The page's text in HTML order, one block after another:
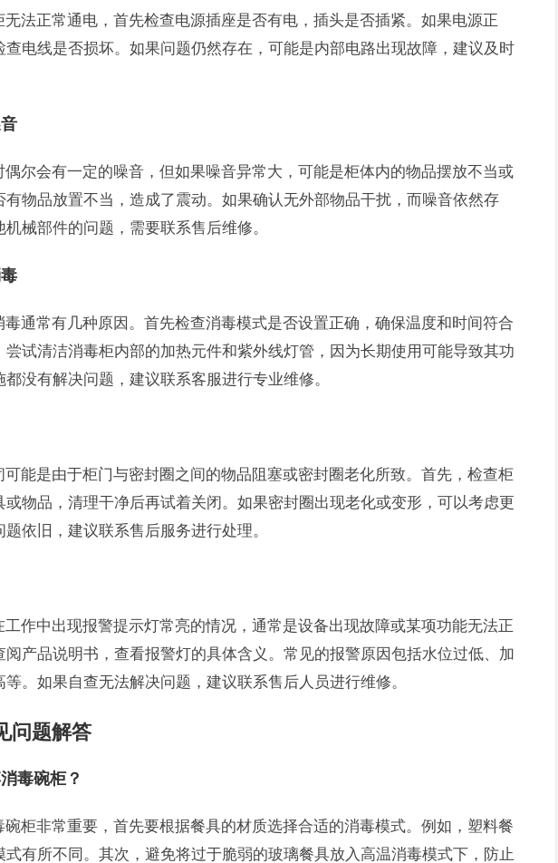
法正常通电，首先检查电源插座是否有电，插头是否插紧。如果电源正
查电线是否损坏。如果问题仍然存在，可能是内部电路出现故障，建议及时
偶尔会有一定的噪音，但如果噪音异常大，可能是柜体内的物品摆放不当或
有物品放置不当，造成了震动。如果确认无外部物品干扰，而噪音依然存
械部件的问题，需要联系售后维修。
通常有几种原因。首先检查消毒模式是否设置正确，确保温度和时间符合
试清洁消毒柜内部的加热元件和紫外线灯管，因为长期使用可能导致其功
没有解决问题，建议联系客服进行专业维修。
可能是由于柜门与密封圈之间的物品阻塞或密封圈老化所致。首先，检查柜
或物品，清理干净后再试着关闭。如果密封圈出现老化或变形，可以考虑更
依旧，建议联系售后服务进行处理。
作中出现报警提示灯常亮的情况，通常是设备出现故障或某项功能无法正
产品说明书，查看报警灯的具体含义。常见的报警原因包括水位过低、加
。如果自查无法解决问题，建议联系售后人员进行维修。
问题解答
毒碗柜？
碗柜非常重要，首先要根据餐具的材质选择合适的消毒模式。例如，塑料餐
有所不同。其次，避免将过于脆弱的玻璃餐具放入高温消毒模式下，防止